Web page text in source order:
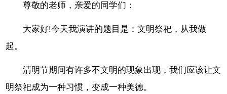
尊敬的老师，亲爱的同学们：
大家好!今天我演讲的题目是：文明祭祀，从我做
起。
清明节期间有许多不文明的现象出现，我们应该让文
明祭祀成为一种习惯，变成一种美德。